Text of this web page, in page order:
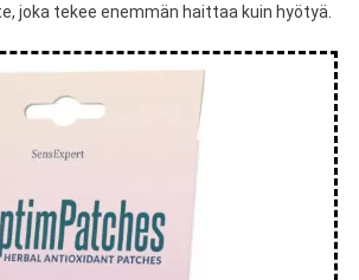
joka tekee enemmän haittaa kuin hyötyä.